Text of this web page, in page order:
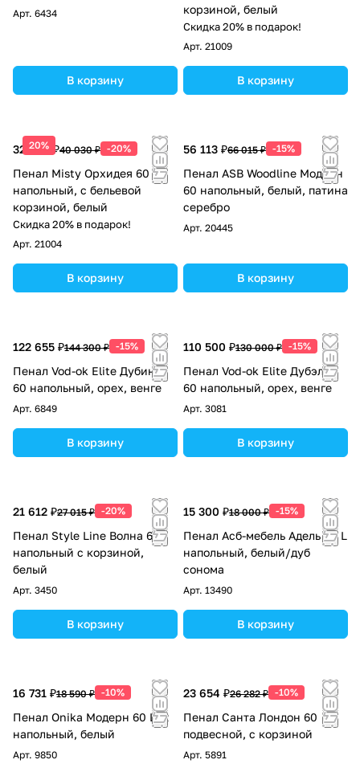
Арт. 6434
В корзину
корзиной, белый
Скидка 20% в подарок!
Арт. 21009
В корзину
20%
32 024 ₽40 030 ₽ -20%
Пенал Misty Орхидея 60
напольный, с бельевой
корзиной, белый
Скидка 20% в подарок!
Арт. 21004
В корзину
56 113 ₽66 015 ₽ -15%
Пенал ASB Woodline Модерн
60 напольный, белый, патина
серебро
Арт. 20445
В корзину
122 655 ₽144 300 ₽ -15%
Пенал Vod-ok Elite Дубини
60 напольный, орех, венге
Арт. 6849
В корзину
110 500 ₽130 000 ₽ -15%
Пенал Vod-ok Elite Дубэлла
60 напольный, орех, венге
Арт. 3081
В корзину
21 612 ₽27 015 ₽ -20%
Пенал Style Line Волна 60
напольный с корзиной,
белый
Арт. 3450
В корзину
15 300 ₽18 000 ₽ -15%
Пенал Асб-мебель Адель 60 L
напольный, белый/дуб
сонома
Арт. 13490
В корзину
16 731 ₽18 590 ₽ -10%
Пенал Onika Модерн 60 L/R
напольный, белый
Арт. 9850
23 654 ₽26 282 ₽ -10%
Пенал Санта Лондон 60
подвесной, с корзиной
Арт. 5891